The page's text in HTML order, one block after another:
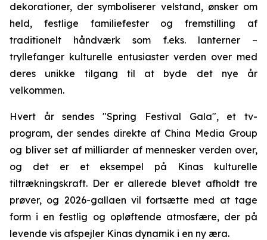
dekorationer, der symboliserer velstand, ønsker om
held, festlige familiefester og fremstilling af
traditionelt håndværk som f.eks. lanterner –
tryllefanger kulturelle entusiaster verden over med
deres unikke tilgang til at byde det nye år
velkommen.
Hvert år sendes "Spring Festival Gala", et tv-
program, der sendes direkte af China Media Group
og bliver set af milliarder af mennesker verden over,
og det er et eksempel på Kinas kulturelle
tiltrækningskraft. Der er allerede blevet afholdt tre
prøver, og 2026-gallaen vil fortsætte med at tage
form i en festlig og opløftende atmosfære, der på
levende vis afspejler Kinas dynamik i en ny æra.